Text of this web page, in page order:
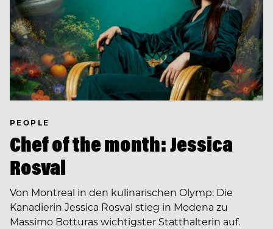
PEOPLE
Chef of the month: Jessica
Rosval
Von Montreal in den kulinarischen Olymp: Die
Kanadierin Jessica Rosval stieg in Modena zu
Massimo Botturas wichtigster Statthalterin auf.